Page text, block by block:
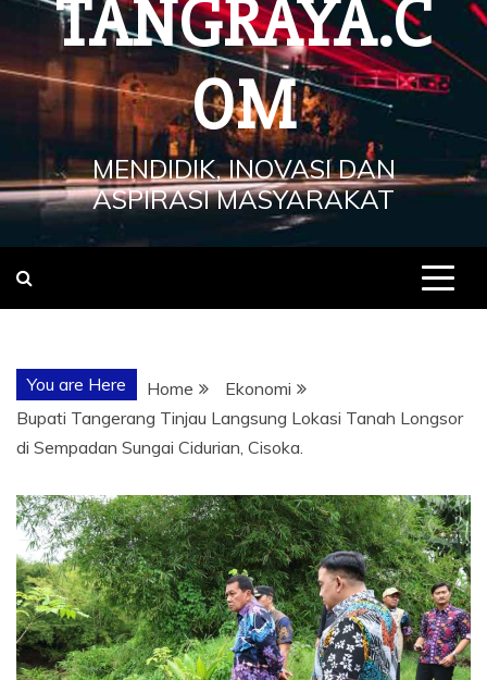
TANGRAYA.C
OM
MENDIDIK, INOVASI DAN
ASPIRASI MASYARAKAT
You are Here Home
Ekonomi
Bupati Tangerang Tinjau Langsung Lokasi Tanah Longsor
di Sempadan Sungai Cidurian, Cisoka.